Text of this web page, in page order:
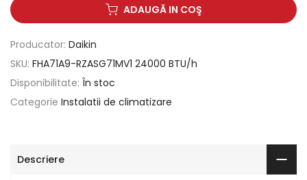
ADAUGĂ IN COŞ
Producator: Daikin
SKU: FHA71A9-RZASG71MV1 24000 BTU/h
Disponibilitate: În stoc
Categorie Instalatii de climatizare
Descriere